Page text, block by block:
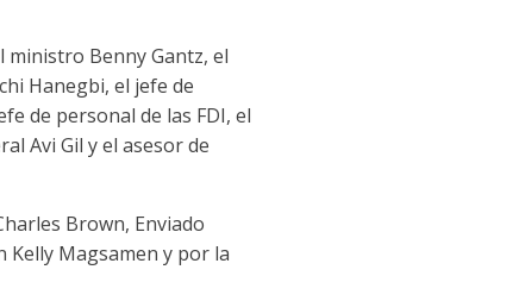
Benny Gantz, el
Hanegbi, el jefe de
de personal de las FDI, el
Avi Gil y el asesor de
Brown, Enviado
Kelly Magsamen y por la